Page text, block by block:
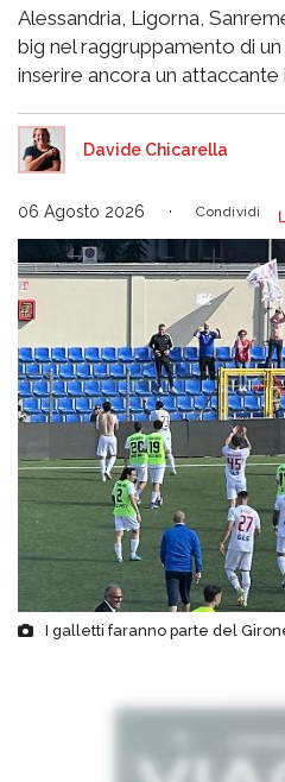
Alessandria, Ligorna,
big nel raggruppamento di
inserire ancora un attaccante
Davide Chicarella
06 Agosto 2026 Condividi
I galletti faranno parte del